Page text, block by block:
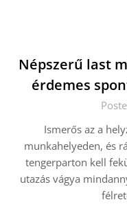
Népszerű last
érdemes
Ismerős az a
munkahelyeden, és
tengerparton kell
utazás vágya